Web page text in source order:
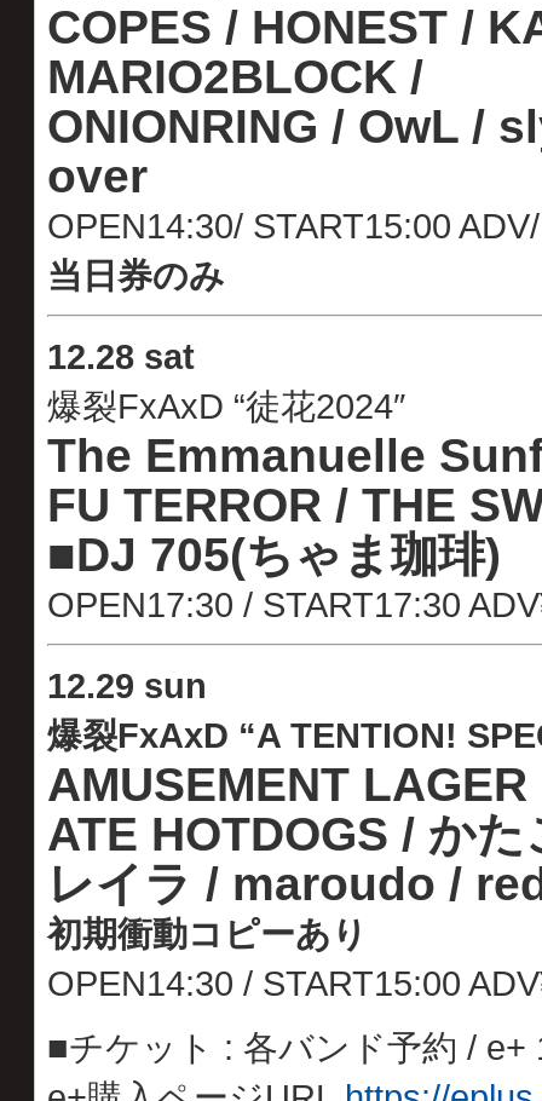
COPES / HONEST /
MARIO2BLOCK /
ONIONRING / OwL /
over
OPEN14:30/ START15:00
当日券のみ
12.28 sat
爆裂FxAxD “徒花2024″
The Emmanuelle
FU TERROR / THE
■DJ 705(ちゃま珈琲)
OPEN17:30 / START17:30
12.29 sun
爆裂FxAxD “A TENTION!
AMUSEMENT
ATE HOTDOGS / かた
レイラ / maroudo /
初期衝動コピーあり
OPEN14:30 / START15:00
■チケット : 各バンド予約 / e+